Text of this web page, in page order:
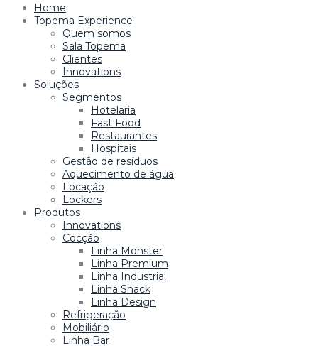
Home
Topema Experience
Quem somos
Sala Topema
Clientes
Innovations
Soluções
Segmentos
Hotelaria
Fast Food
Restaurantes
Hospitais
Gestão de resíduos
Aquecimento de água
Locação
Lockers
Produtos
Innovations
Cocção
Linha Monster
Linha Premium
Linha Industrial
Linha Snack
Linha Design
Refrigeração
Mobiliário
Linha Bar